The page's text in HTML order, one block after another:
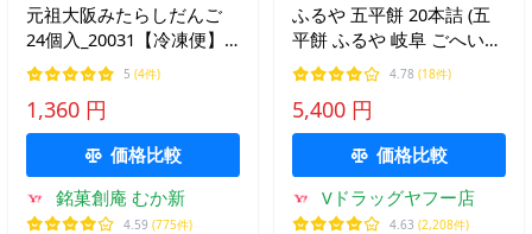
元祖大阪みたらしだんご
24個入_20031【冷凍便】
※【常温便】商品との同梱
不可※ | 御歳暮 御年賀 み
たらし みたらし団子 タレ
たれ 大阪 団子 しょうゆ
5 (4件)
1,360 円
価格比較
銘菓創庵 むか新
4.59 (775件)
ふるや 五平餅 20本詰 (五
平餅 ふるや 岐阜 ごへいも
ち 五平もち)
4.78 (18件)
5,400 円
価格比較
Vドラッグヤフー店
4.63 (2,208件)